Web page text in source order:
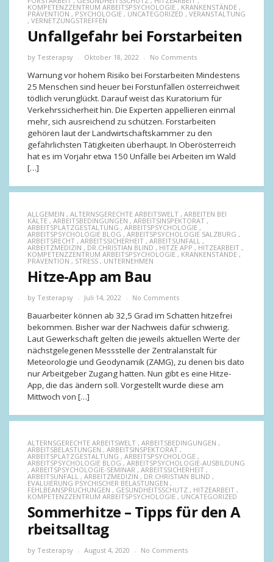
KOMPETENZZENTRUM ARBEITSPSYCHOLOGIE , KRANKENSTÄNDE ,
PRÄVENTION , PSYCHOLOGIE , UNCATEGORIZED , VERANSTALTUNG
, VERNETZUNGSTREFFEN
Unfallgefahr bei Forstarbeiten
by Testerapsy Oktober 18, 2022 No Comments
Warnung vor hohem Risiko bei Forstarbeiten Mindestens
25 Menschen sind heuer bei Forstunfällen österreichweit
tödlich verunglückt. Darauf weist das Kuratorium für
Verkehrssicherheit hin. Die Experten appellieren einmal
mehr, sich ausreichend zu schützen. Forstarbeiten
gehören laut der Landwirtschaftskammer zu den
gefährlichsten Tätigkeiten überhaupt. In Oberösterreich
hat es im Vorjahr etwa 150 Unfälle bei Arbeiten im Wald
[…]
ALLGEMEIN , ALTERNSGERECHTE ARBEITSWELT , ARBEITEN BEI
KÄLTE , ARBEITSBEDINGUNGEN , ARBEITSINSPEKTORAT ,
ARBEITSPLATZGESTALTUNG , ARBEITSPSYCHOLOGIE ,
ARBEITSPSYCHOLOGIE BLOG , ARBEITSPSYCHOLOGIE SALZBURG ,
ARBEITSRECHT , ARBEITSSICHERHEIT , ARBEITSUNFALL ,
ARBEITZMEDIZIN , DR.CHRISTIAN BLIND , HITZE APP , HITZEARBEIT ,
KOMPETENZZENTRUM ARBEITSPSYCHOLOGIE , KRANKENSTÄNDE ,
PRÄVENTION , STRESS , UNTERNEHMEN
Hitze-App am Bau
by Testerapsy Juli 14, 2022 No Comments
Bauarbeiter können ab 32,5 Grad im Schatten hitzefrei
bekommen. Bisher war der Nachweis dafür schwierig.
Laut Gewerkschaft gelten die jeweils aktuellen Werte der
nächstgelegenen Messstelle der Zentralanstalt für
Meteorologie und Geodynamik (ZAMG), zu denen bis dato
nur Arbeitgeber Zugang hatten. Nun gibt es eine Hitze-
App, die das ändern soll. Vorgestellt wurde diese am
Mittwoch von […]
ALTERNSGERECHTE ARBEITSWELT , ARBEITSBEDINGUNGEN ,
ARBEITSBELASTUNGEN , ARBEITSINSPEKTORAT ,
ARBEITSPLATZGESTALTUNG , ARBEITSPSYCHOLOGE ,
ARBEITSPSYCHOLOGIE BLOG , ARBEITSPSYCHOLOGIE-AUSBILDUNG
, ARBEITSPSYCHOLOGIE-SEMINAR , ARBEITSSICHERHEIT ,
ARBEITSUNFALL , ARBEITZMEDIZIN , DR.CHRISTIAN BLIND ,
EVALUIERUNG PSYCHISCHER BELASTUNGEN ,
FEHLBEANSPRUCHUNGEN , GESUNDHEITSSCHUTZ , HITZEARBEIT ,
KOMPETENZZENTRUM ARBEITSPSYCHOLOGIE , UNCATEGORIZED
Sommerhitze – Tipps für den A
rbeitsalltag
by Testerapsy August 4, 2020 No Comments